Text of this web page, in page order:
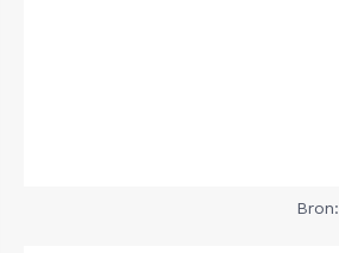
Bron: